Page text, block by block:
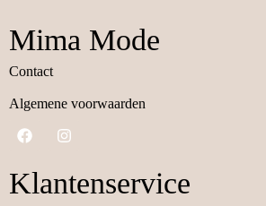
Mima Mode
Contact
Algemene voorwaarden
Klantenservice